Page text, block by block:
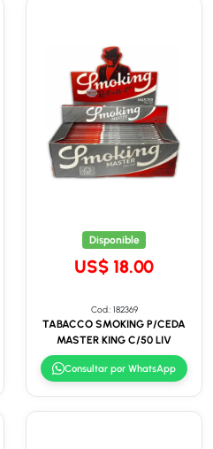
Disponible
US$ 18.00
Cod.: 182369
TABACCO SMOKING P/CEDA
MASTER KING C/50 LIV
Consultar por WhatsApp